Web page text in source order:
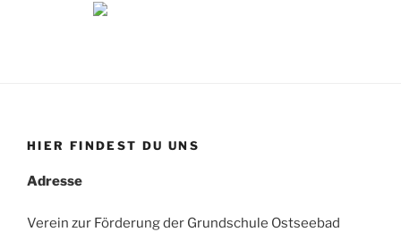
HIER FINDEST DU UNS
Adresse
Verein zur Förderung der Grundschule Ostseebad